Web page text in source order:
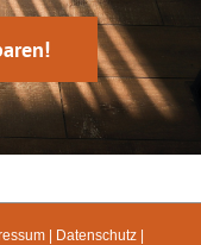
| Datenschutz |